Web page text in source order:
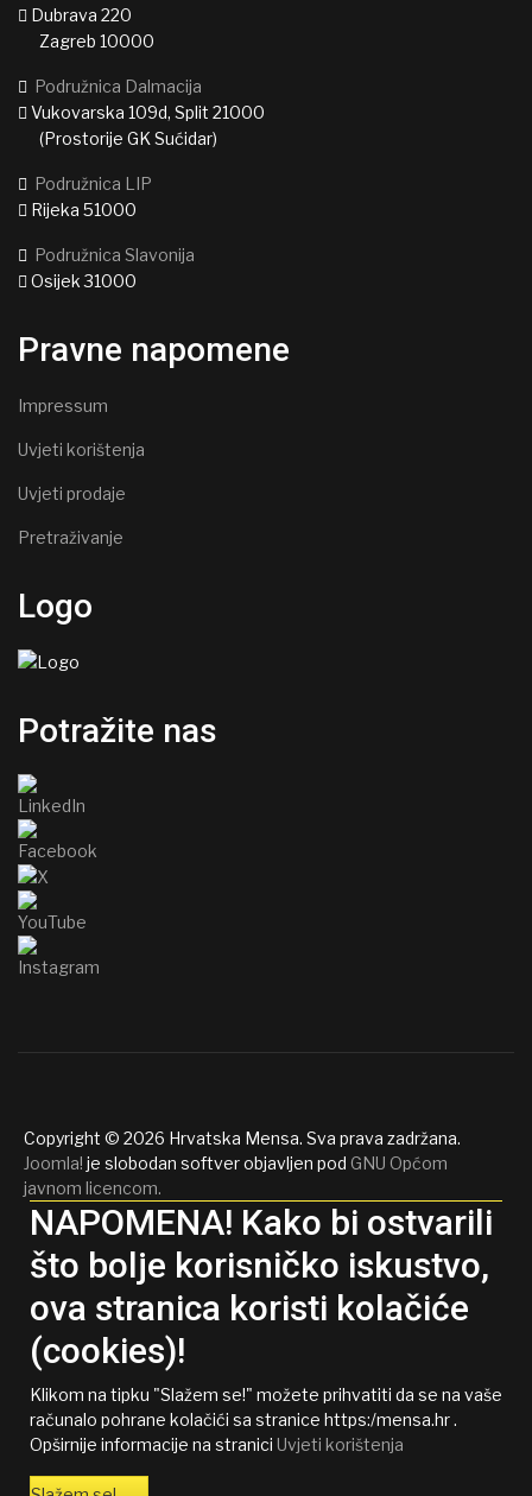
Dubrava 220
Zagreb 10000
Podružnica Dalmacija
Vukovarska 109d, Split 21000
(Prostorije GK Sućidar)
Podružnica LIP
Rijeka 51000
Podružnica Slavonija
Osijek 31000
Pravne napomene
Impressum
Uvjeti korištenja
Uvjeti prodaje
Pretraživanje
Logo
Potražite nas
Copyright © 2026 Hrvatska Mensa. Sva prava zadržana.
Joomla! je slobodan softver objavljen pod GNU Općom
javnom licencom.
NAPOMENA! Kako bi ostvarili
što bolje korisničko iskustvo,
ova stranica koristi kolačiće
(cookies)!
Klikom na tipku "Slažem se!" možete prihvatiti da se na vaše
računalo pohrane kolačići sa stranice https:/mensa.hr .
Opširnije informacije na stranici Uvjeti korištenja